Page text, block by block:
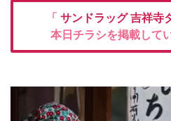
「 サンドラッグ吉祥寺
本日チラシを掲載して